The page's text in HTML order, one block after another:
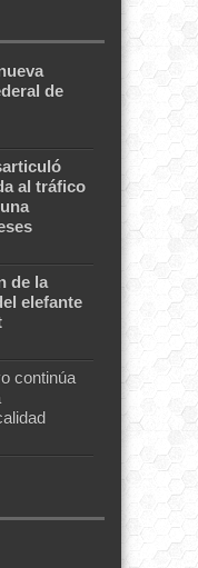
de
al tráfico
de la
elefante
continúa